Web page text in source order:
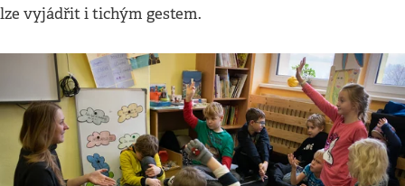
lze vyjádřit i tichým gestem.